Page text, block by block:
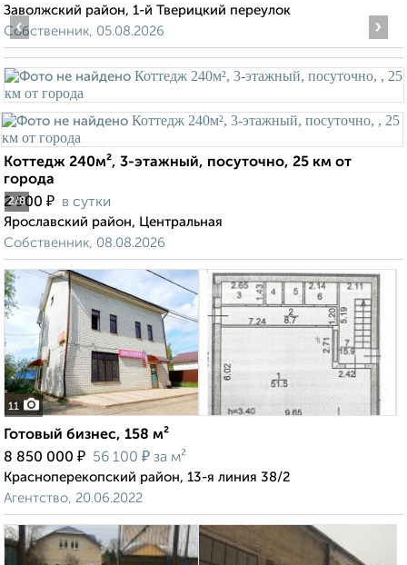
Заволжский район, 1-й Тверицкий переулок
Собственник, 05.08.2026
2/8
‹ ›
Коттедж 240м², 3-этажный, посуточно, 25 км от
города
2 900 ₽ в сутки
Ярославский район, Центральная
Собственник, 08.08.2026
11
Готовый бизнес, 158 м²
8 850 000 ₽ 56 100 ₽ за м²
Красноперекопский район, 13-я линия 38/2
Агентство, 20.06.2022